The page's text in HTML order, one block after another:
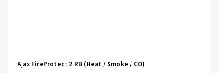
Ajax FireProtect 2 RB (Heat / Smoke / CO)